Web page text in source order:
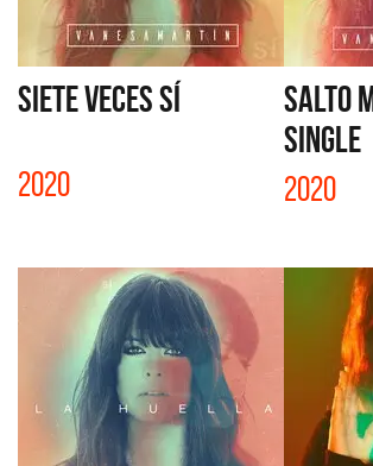
SIETE VECES SÍ
2020
SALTO
SINGLE
2020